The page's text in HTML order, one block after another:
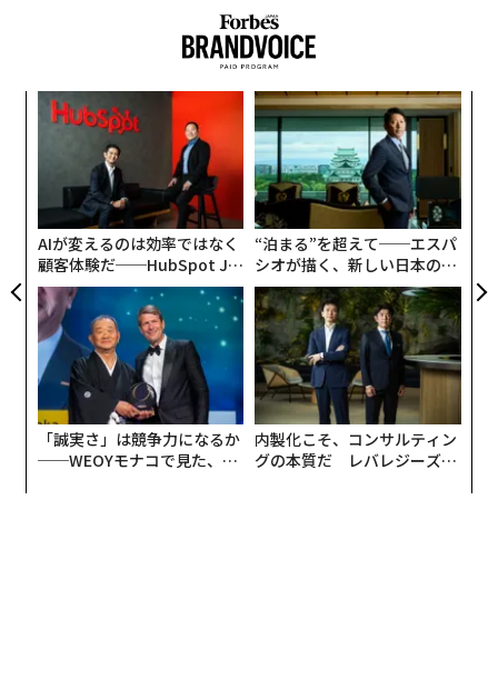
「超加工食品」を100g食べるごとに病気リスクが増加、今すぐやめたい食
タグ：
新型コロナウイルス特集 新型コロナウイルス
アメリカ
世界保健機関/WHO
ヘルスケア 健康 感染症
連載
MERSは新型のコロナウイルスで、新型コロナウイルス
感染症（COVID-19）を引き起こす「SARSコロナウイル
ス2」に類似している。新型コロナウイルス感染症と同
様、MERSは呼吸不全を引き起こし、死に至ることもあ
る。自然宿主は中東原産のヒトコブラクダだと考えられ
ている。アジアに生息するフタコブラクダとは異なり、
ヒトコブラクダはアラビア半島の気温の高い砂漠地帯に
生息する。MERSはヒトコブラクダとの接触によって感
染する。新型コロナウイルス感染症と同様、人間は一度
感染すると、他の人にウイルスを拡散させる可能性があ
る。
AIが変えるのは効率ではなく
顧客体験だ──HubSpot Ja
panが語る「Grow Better」
な組織のつくり方
“泊まる”を超えて──エスパ
シオが描く、新しい日本のラ
グジュアリー（前編）
「誠実さ」は競争力になるか
──WEOYモナコで見た、く
内製化こそ、コンサルティン
グの本質だ レバレジーズが